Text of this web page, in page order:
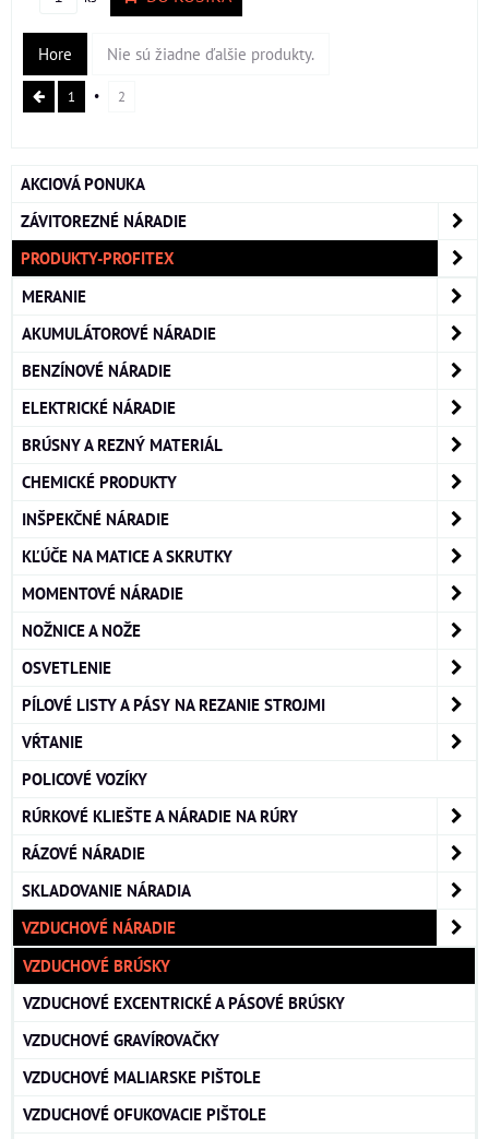
Hore Nie sú žiadne ďalšie produkty.
1 2
AKCIOVÁ PONUKA
ZÁVITOREZNÉ NÁRADIE
PRODUKTY-PROFITEX
MERANIE
AKUMULÁTOROVÉ NÁRADIE
BENZÍNOVÉ NÁRADIE
ELEKTRICKÉ NÁRADIE
BRÚSNY A REZNÝ MATERIÁL
CHEMICKÉ PRODUKTY
INŠPEKČNÉ NÁRADIE
KĽÚČE NA MATICE A SKRUTKY
MOMENTOVÉ NÁRADIE
NOŽNICE A NOŽE
OSVETLENIE
PÍLOVÉ LISTY A PÁSY NA REZANIE STROJMI
VŔTANIE
POLICOVÉ VOZÍKY
RÚRKOVÉ KLIEŠTE A NÁRADIE NA RÚRY
RÁZOVÉ NÁRADIE
SKLADOVANIE NÁRADIA
VZDUCHOVÉ NÁRADIE
VZDUCHOVÉ BRÚSKY
VZDUCHOVÉ EXCENTRICKÉ A PÁSOVÉ BRÚSKY
VZDUCHOVÉ GRAVÍROVAČKY
VZDUCHOVÉ MALIARSKE PIŠTOLE
VZDUCHOVÉ OFUKOVACIE PIŠTOLE